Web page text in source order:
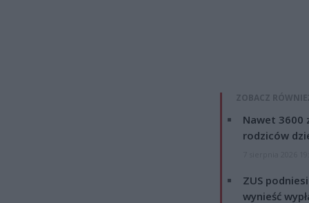
ZOBACZ
Nawet 3600
rodziców
ZUS
wynieść